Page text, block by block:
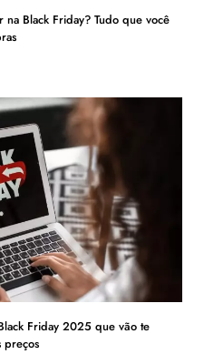
Black Friday? Tudo que você
Friday 2025 que vão te
preços